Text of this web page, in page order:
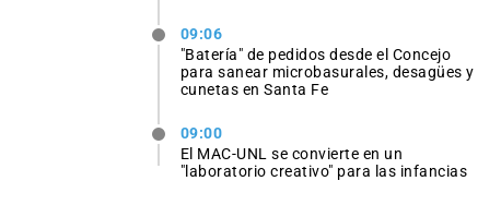
09:06
"Batería" de pedidos desde el Concejo
para sanear microbasurales, desagües y
cunetas en Santa Fe
09:00
El MAC-UNL se convierte en un
"laboratorio creativo" para las infancias